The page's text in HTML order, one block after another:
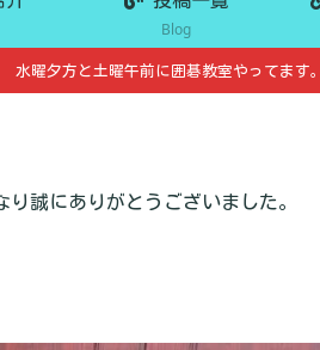
Blog
水曜夕方と土曜午前に囲碁教室やってます。
誠にありがとうございました。